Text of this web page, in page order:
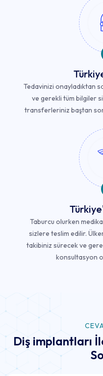
Tedavinizi onayladıktan
ve gerekli tüm bilgiler
transferleriniz baştan
Taburcu olurken
sizlere teslim edilir.
takibiniz sürecek ve
konsultasyon
Diş implantları